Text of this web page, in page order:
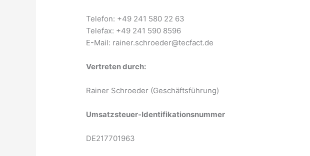
Telefon: +49 241 580 22 63
Telefax: +49 241 590 8596
E-Mail: rainer.schroeder@tecfact.de
Vertreten durch:
Rainer Schroeder (Geschäftsführung)
Umsatzsteuer-Identifikationsnummer
DE217701963